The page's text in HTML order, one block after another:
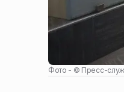
Фото - © Пресс-